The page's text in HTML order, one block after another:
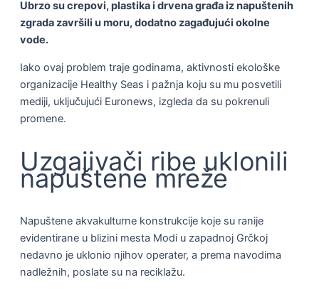
Ubrzo su crepovi, plastika i drvena građa iz napuštenih
zgrada završili u moru, dodatno zagađujući okolne
vode.
Iako ovaj problem traje godinama, aktivnosti ekološke
organizacije Healthy Seas i pažnja koju su mu posvetili
mediji, uključujući Euronews, izgleda da su pokrenuli
promene.
Uzgajivači ribe uklonili
napuštene mreže
Napuštene akvakulturne konstrukcije koje su ranije
evidentirane u blizini mesta Modi u zapadnoj Grčkoj
nedavno je uklonio njihov operater, a prema navodima
nadležnih, poslate su na reciklažu.